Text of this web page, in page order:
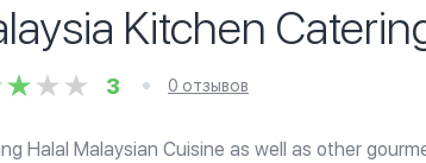
Kitchen
3 0 отзывов
Halal Malaysian Cuisine as well as other